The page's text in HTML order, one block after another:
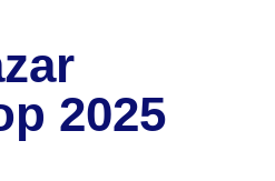
2025